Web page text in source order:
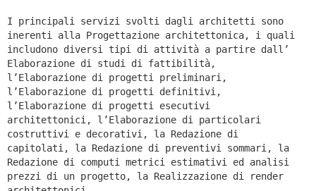
I principali servizi svolti dagli architetti sono
inerenti alla Progettazione architettonica, i quali
includono diversi tipi di attività a partire dall’
Elaborazione di studi di fattibilità,
l’Elaborazione di progetti preliminari,
l’Elaborazione di progetti definitivi,
l’Elaborazione di progetti esecutivi
architettonici, l’Elaborazione di particolari
costruttivi e decorativi, la Redazione di
capitolati, la Redazione di preventivi sommari, la
Redazione di computi metrici estimativi ed analisi
prezzi di un progetto, la Realizzazione di render